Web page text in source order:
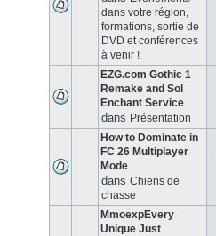
dans votre région,
formations, sortie de
DVD et conférences
à venir !
EZG.com Gothic 1
Remake and Sol
Enchant Service
dans Présentation
How to Dominate in
FC 26 Multiplayer
Mode
dans Chiens de
chasse
MmoexpEvery
Unique Just